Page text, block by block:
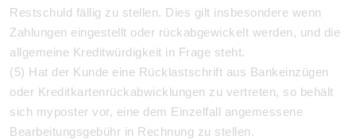
Restschuld fällig zu stellen. Dies gilt insbesondere wenn
Zahlungen eingestellt oder rückabgewickelt werden, und die
allgemeine Kreditwürdigkeit in Frage steht.
(5) Hat der Kunde eine Rücklastschrift aus Bankeinzügen
oder Kreditkartenrückabwicklungen zu vertreten, so behält
sich myposter vor, eine dem Einzelfall angemessene
Bearbeitungsgebühr in Rechnung zu stellen.